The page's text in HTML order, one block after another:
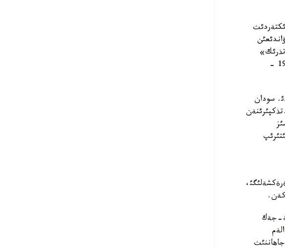
اتاندئرادئ. ءسويتئپ، بذل وتباسئ مذشةلةرئ وسئ اتاؤدئ وزدةرئنة تةك ةتئپ الادئ. سوندئقتان دا، 1954 -
شئعادئ. سودان
تذكپئرئنةن
جةك